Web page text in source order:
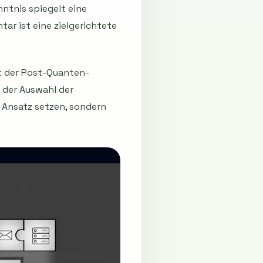
spiegelt eine
ist eine zielgerichtete
der Post-Quanten-
Auswahl der
setzen, sondern